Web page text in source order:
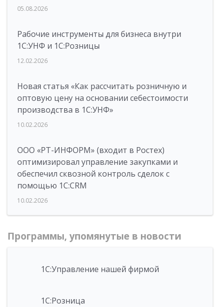
05.08.2026
Рабочие инструменты для бизнеса внутри
1С:УНФ и 1С:Розницы
12.02.2026
Новая статья «Как рассчитать розничную и
оптовую цену на основании себестоимости
производства в 1С:УНФ»
10.02.2026
ООО «РТ-ИНФОРМ» (входит в Ростех)
оптимизировал управление закупками и
обеспечил сквозной контроль сделок с
помощью 1С:CRM
10.02.2026
Программы, упомянутые в новости
1С:Управление нашей фирмой
1С:Розница